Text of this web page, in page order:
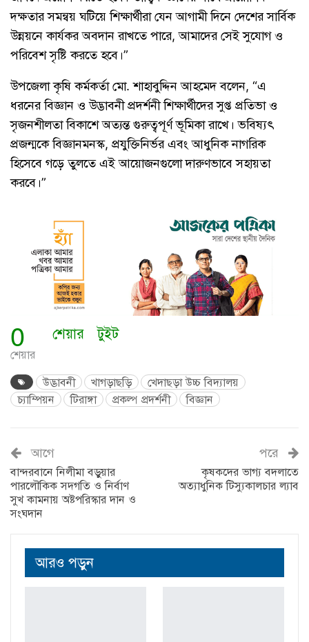
দক্ষতার সমন্বয় ঘটিয়ে শিক্ষার্থীরা যেন আগামী দিনে দেশের সার্বিক
উন্নয়নে কার্যকর অবদান রাখতে পারে, আমাদের সেই সুযোগ ও
পরিবেশ সৃষ্টি করতে হবে।”
উপজেলা কৃষি কর্মকর্তা মো. শাহাবুদ্দিন আহমেদ বলেন, “এ
ধরনের বিজ্ঞান ও উদ্ভাবনী প্রদর্শনী শিক্ষার্থীদের সুপ্ত প্রতিভা ও
সৃজনশীলতা বিকাশে অত্যন্ত গুরুত্বপূর্ণ ভূমিকা রাখে। ভবিষ্যৎ
প্রজন্মকে বিজ্ঞানমনস্ক, প্রযুক্তিনির্ভর এবং আধুনিক নাগরিক
হিসেবে গড়ে তুলতে এই আয়োজনগুলো দারুণভাবে সহায়তা
করবে।”
0
শেয়ার
শেয়ার টুইট
উদ্ভাবনী খাগড়াছড়ি
খেদাছড়া উচ্চ বিদ্যালয়
চ্যাম্পিয়ন
টিরাঙ্গা প্রকল্প প্রদর্শনী বিজ্ঞান
আগে
বান্দরবানে নিলীমা বড়ুয়ার
পারলৌকিক সদ্গতি ও নির্বাণ
সুখ কামনায় অষ্টপরিস্কার দান ও
সংঘদান
পরে
কৃষকদের ভাগ্য বদলাতে
অত্যাধুনিক টিস্যুকালচার ল্যাব
আরও পড়ুন